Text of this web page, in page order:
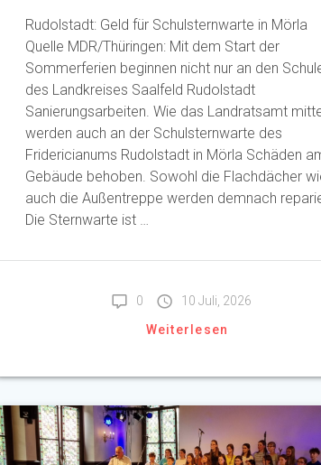
Rudolstadt: Geld für Schulsternwarte in Mörla
Quelle MDR/Thüringen: Mit dem Start der
Sommerferien beginnen nicht nur an den
des Landkreises Saalfeld Rudolstadt
Sanierungsarbeiten. Wie das Landratsamt
werden auch an der Schulsternwarte des
Fridericianums Rudolstadt in Mörla Schäden
Gebäude behoben. Sowohl die Flachdächer
auch die Außentreppe werden demnach
Die Sternwarte ist …
0
10 Juli, 2026
Weiterlesen